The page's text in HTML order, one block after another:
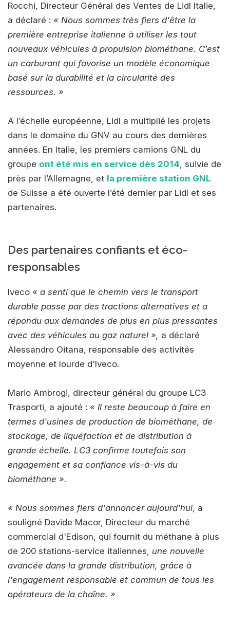
Rocchi, Directeur Général des Ventes de Lidl Italie,
a déclaré : « Nous sommes très fiers d'être la
première entreprise italienne à utiliser les tout
nouveaux véhicules à propulsion biométhane. C’est
un carburant qui favorise un modèle économique
basé sur la durabilité et la circularité des
ressources. »
A l’échelle européenne, Lidl a multiplié les projets
dans le domaine du GNV au cours des dernières
années. En Italie, les premiers camions GNL du
groupe ont été mis en service dès 2014, suivie de
près par l’Allemagne, et la première station GNL
de Suisse a été ouverte l’été dernier par Lidl et ses
partenaires.
Des partenaires confiants et éco-
responsables
Iveco « a senti que le chemin vers le transport
durable passe par des tractions alternatives et a
répondu aux demandes de plus en plus pressantes
avec des véhicules au gaz naturel », a déclaré
Alessandro Oitana, responsable des activités
moyenne et lourde d'Iveco.
Mario Ambrogi, directeur général du groupe LC3
Trasporti, a ajouté : « Il reste beaucoup à faire en
termes d'usines de production de biométhane, de
stockage, de liquéfaction et de distribution à
grande échelle. LC3 confirme toutefois son
engagement et sa confiance vis-à-vis du
biométhane ».
« Nous sommes fiers d'annoncer aujourd'hui, a
souligné Davide Macor, Directeur du marché
commercial d'Edison, qui fournit du méthane à plus
de 200 stations-service italiennes, une nouvelle
avancée dans la grande distribution, grâce à
l'engagement responsable et commun de tous les
opérateurs de la chaîne. »